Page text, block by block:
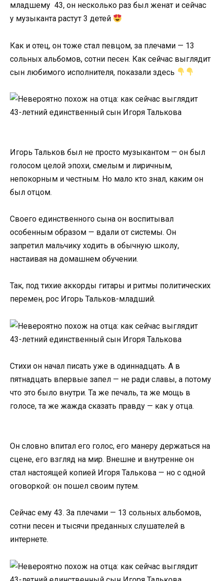
младшему 43, он несколько раз был женат и сейчас
у музыканта растут 3 детей
Как и отец, он тоже стал певцом, за плечами — 13
сольных альбомов, сотни песен. Как сейчас выглядит
сын любимого исполнителя, показали здесь
Игорь Тальков был не просто музыкантом — он был
голосом целой эпохи, смелым и лиричным,
непокорным и честным. Но мало кто знал, каким он
был отцом.
Своего единственного сына он воспитывал
особенным образом — вдали от системы. Он
запретил мальчику ходить в обычную школу,
настаивая на домашнем обучении.
Так, под тихие аккорды гитары и ритмы политических
перемен, рос Игорь Тальков-младший.
Стихи он начал писать уже в одиннадцать. А в
пятнадцать впервые запел — не ради славы, а потому
что это было внутри. Та же печаль, та же мощь в
голосе, та же жажда сказать правду — как у отца.
Он словно впитал его голос, его манеру держаться на
сцене, его взгляд на мир. Внешне и внутренне он
стал настоящей копией Игоря Талькова — но с одной
оговоркой: он пошел своим путем.
Сейчас ему 43. За плечами — 13 сольных альбомов,
сотни песен и тысячи преданных слушателей в
интернете.